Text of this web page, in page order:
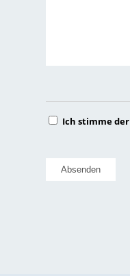
Datenschutz
Ich stimme der